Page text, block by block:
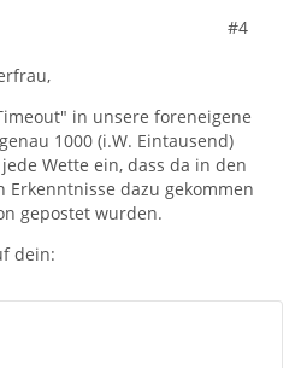
#4
in unsere foreneigene
1000 (i.W. Eintausend)
Wette ein, dass da in den
Erkenntnisse dazu gekommen
gepostet wurden.
dein: